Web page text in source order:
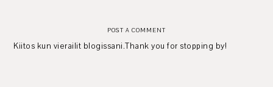
POST A COMMENT
Kiitos kun vierailit blogissani.Thank you for stopping by!